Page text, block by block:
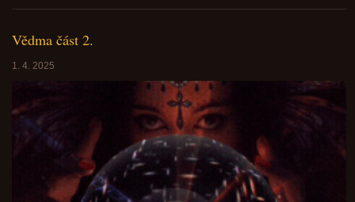
Vědma část 2.
1. 4. 2025